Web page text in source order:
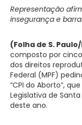
Representação
insegurança e
(Folha de S.
composto por
dos direitos
Federal (MPF)
“CPI do Aborto”,
Legislativa de
deste ano.